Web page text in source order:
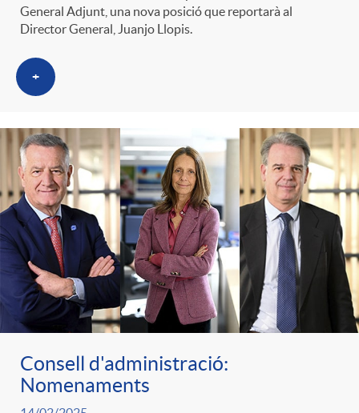
General Adjunt, una nova posició que reportarà al
Director General, Juanjo Llopis.
+
Consell d'administració:
Nomenaments